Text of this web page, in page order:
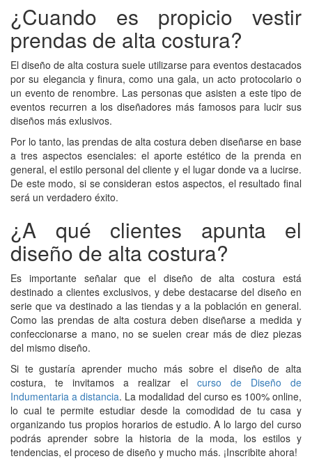
¿Cuando es propicio vestir
prendas de alta costura?
El diseño de alta costura suele utilizarse para eventos destacados
por su elegancia y finura, como una gala, un acto protocolario o
un evento de renombre. Las personas que asisten a este tipo de
eventos recurren a los diseñadores más famosos para lucir sus
diseños más exlusivos.
Por lo tanto, las prendas de alta costura deben diseñarse en base
a tres aspectos esenciales: el aporte estético de la prenda en
general, el estilo personal del cliente y el lugar donde va a lucirse.
De este modo, si se consideran estos aspectos, el resultado final
será un verdadero éxito.
¿A qué clientes apunta el
diseño de alta costura?
Es importante señalar que el diseño de alta costura está
destinado a clientes exclusivos, y debe destacarse del diseño en
serie que va destinado a las tiendas y a la población en general.
Como las prendas de alta costura deben diseñarse a medida y
confeccionarse a mano, no se suelen crear más de diez piezas
del mismo diseño.
Si te gustaría aprender mucho más sobre el diseño de alta
costura, te invitamos a realizar el curso de Diseño de
Indumentaria a distancia. La modalidad del curso es 100% online,
lo cual te permite estudiar desde la comodidad de tu casa y
organizando tus propios horarios de estudio. A lo largo del curso
podrás aprender sobre la historia de la moda, los estilos y
tendencias, el proceso de diseño y mucho más. ¡Inscribite ahora!